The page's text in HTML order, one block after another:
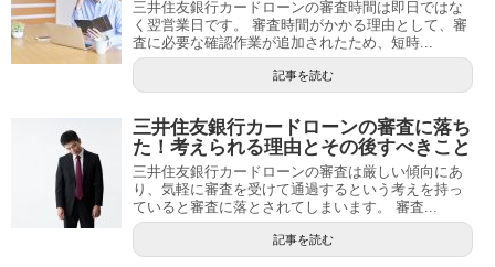
三井住友銀行カードローンの審査時間は即日ではな
く翌営業日です。 審査時間がかかる理由として、審
査に必要な確認作業が追加されたため、短時...
記事を読む
三井住友銀行カードローンの審査に落ち
た！考えられる理由とその後すべきこと
三井住友銀行カードローンの審査は厳しい傾向にあ
り、気軽に審査を受けて通過するという考えを持っ
ていると審査に落とされてしまいます。 審査...
記事を読む